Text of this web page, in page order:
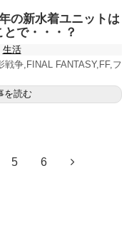
の新水着ユニットは
で・・・？
生活
争,FINAL FANTASY,FF,フ
を読む
5 6